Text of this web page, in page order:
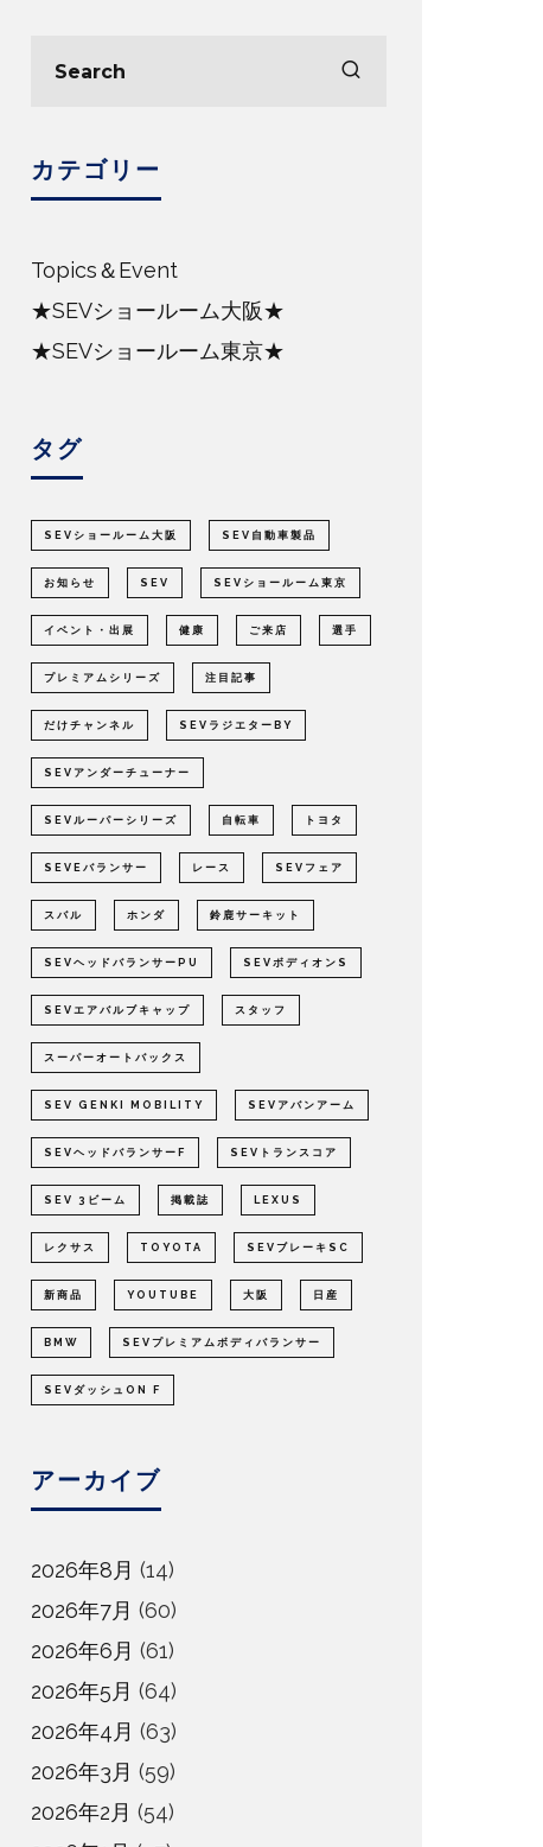
カテゴリー
Topics＆Event
★SEVショールーム大阪★
★SEVショールーム東京★
タグ
SEVショールーム大阪 SEV自動車製品
お知らせ SEV SEVショールーム東京
イベント・出展 健康 ご来店 選手
プレミアムシリーズ 注目記事
だけチャンネル SEVラジエターBY
SEVアンダーチューナー
SEVルーパーシリーズ 自転車 トヨタ
SEVEバランサー レース SEVフェア
スバル ホンダ 鈴鹿サーキット
SEVヘッドバランサーPU SEVボディオンS
SEVエアバルブキャップ スタッフ
スーパーオートバックス
SEV GENKI MOBILITY SEVアバンアーム
SEVヘッドバランサーF SEVトランスコア
SEV 3ビーム 掲載誌 LEXUS
レクサス TOYOTA SEVブレーキSC
新商品 YOUTUBE 大阪 日産
BMW SEVプレミアムボディバランサー
SEVダッシュON F
アーカイブ
2026年8月 (14)
2026年7月 (60)
2026年6月 (61)
2026年5月 (64)
2026年4月 (63)
2026年3月 (59)
2026年2月 (54)